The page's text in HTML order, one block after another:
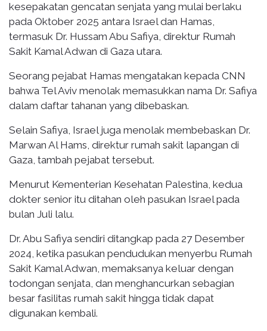
kesepakatan gencatan senjata yang mulai berlaku
pada Oktober 2025 antara Israel dan Hamas,
termasuk Dr. Hussam Abu Safiya, direktur Rumah
Sakit Kamal Adwan di Gaza utara.
Seorang pejabat Hamas mengatakan kepada CNN
bahwa Tel Aviv menolak memasukkan nama Dr. Safiya
dalam daftar tahanan yang dibebaskan.
Selain Safiya, Israel juga menolak membebaskan Dr.
Marwan Al Hams, direktur rumah sakit lapangan di
Gaza, tambah pejabat tersebut.
Menurut Kementerian Kesehatan Palestina, kedua
dokter senior itu ditahan oleh pasukan Israel pada
bulan Juli lalu.
Dr. Abu Safiya sendiri ditangkap pada 27 Desember
2024, ketika pasukan pendudukan menyerbu Rumah
Sakit Kamal Adwan, memaksanya keluar dengan
todongan senjata, dan menghancurkan sebagian
besar fasilitas rumah sakit hingga tidak dapat
digunakan kembali.